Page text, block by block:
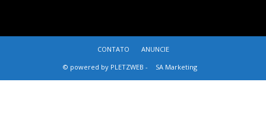
CONTATO
ANUNCIE
© powered by PLETZWEB -
SA Marketing